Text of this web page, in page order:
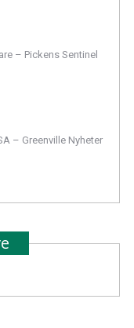
– Pickens Sentinel
– Greenville Nyheter